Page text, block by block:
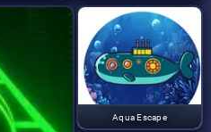
Aqua Escape